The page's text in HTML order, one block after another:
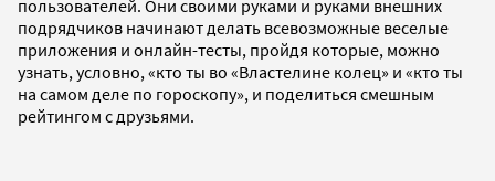
пользователей. Они своими руками и руками внешних
подрядчиков начинают делать всевозможные веселые
приложения и онлайн-тесты, пройдя которые, можно
узнать, условно, «кто ты во «Властелине колец» и «кто ты
на самом деле по гороскопу», и поделиться смешным
рейтингом с друзьями.